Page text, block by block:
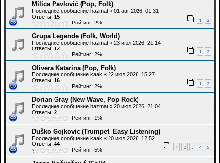
Milica Pavlović (Pop, Folk)
Последнее сообщение hazmat « 01 авг 2026, 01:31
Ответы: 15 1 2
Рейтинг: 2%
Grupa Legende (Folk, World)
Последнее сообщение hazmat « 23 июл 2026, 21:14
Ответы: 12 1 2
Рейтинг: 2%
Olivera Katarina (Pop, Folk)
Последнее сообщение kaak « 22 июл 2026, 15:27
Ответы: 16 1 2
Рейтинг: 2%
Dorian Gray (New Wave, Pop Rock)
Последнее сообщение hazmat « 20 июл 2026, 21:04
Ответы: 2
Рейтинг: 1%
Duško Gojkovic (Trumpet, Easy Listening)
Последнее сообщение kaak « 20 июл 2026, 12:52
Ответы: 44 1 2 3 4 5
Рейтинг: 5%